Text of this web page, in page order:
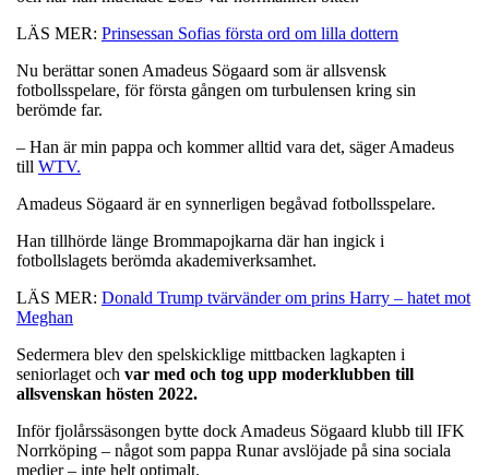
LÄS MER: Prinsessan Sofias första ord om lilla dottern
Nu berättar sonen Amadeus Sögaard som är allsvensk
fotbollsspelare, för första gången om turbulensen kring sin
berömde far.
– Han är min pappa och kommer alltid vara det, säger Amadeus
till WTV.
Amadeus Sögaard är en synnerligen begåvad fotbollsspelare.
Han tillhörde länge Brommapojkarna där han ingick i
fotbollslagets berömda akademiverksamhet.
LÄS MER: Donald Trump tvärvänder om prins Harry – hatet mot
Meghan
Sedermera blev den spelskicklige mittbacken lagkapten i
seniorlaget och var med och tog upp moderklubben till
allsvenskan hösten 2022.
Inför fjolårssäsongen bytte dock Amadeus Sögaard klubb till IFK
Norrköping – något som pappa Runar avslöjade på sina sociala
medier – inte helt optimalt.